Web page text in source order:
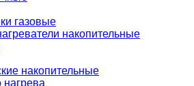
газовые
накопительные
накопительные
нагрева